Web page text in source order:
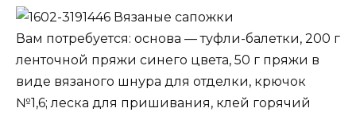
Вязаные сапожки
Вам потребуется: основа — туфли-балетки, 200 г
ленточной пряжи синего цвета, 50 г пряжи в
виде вязаного шнура для отделки, крючок
№1,6; леска для пришивания, клей горячий